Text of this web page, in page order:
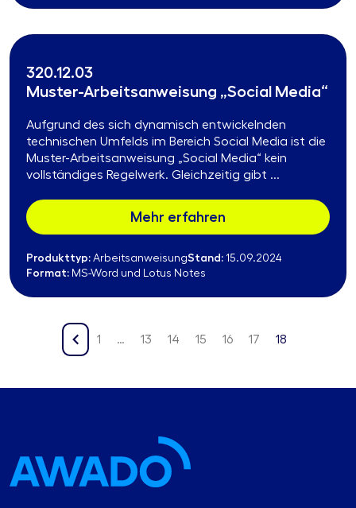
320.12.03
Muster-Arbeitsanweisung „Social Media“
Aufgrund des sich dynamisch entwickelnden
technischen Umfelds im Bereich Social Media ist die
Muster-Arbeitsanweisung „Social Media“ kein
vollständiges Regelwerk. Gleichzeitig gibt ...
Mehr erfahren
Produkttyp: ArbeitsanweisungStand: 15.09.2024
Format: MS-Word und Lotus Notes
1 … 13 14 15 16 17 18